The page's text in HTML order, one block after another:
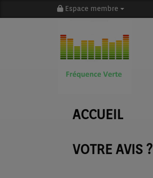
Espace membre
ACCUEIL
VOTRE AVIS ?